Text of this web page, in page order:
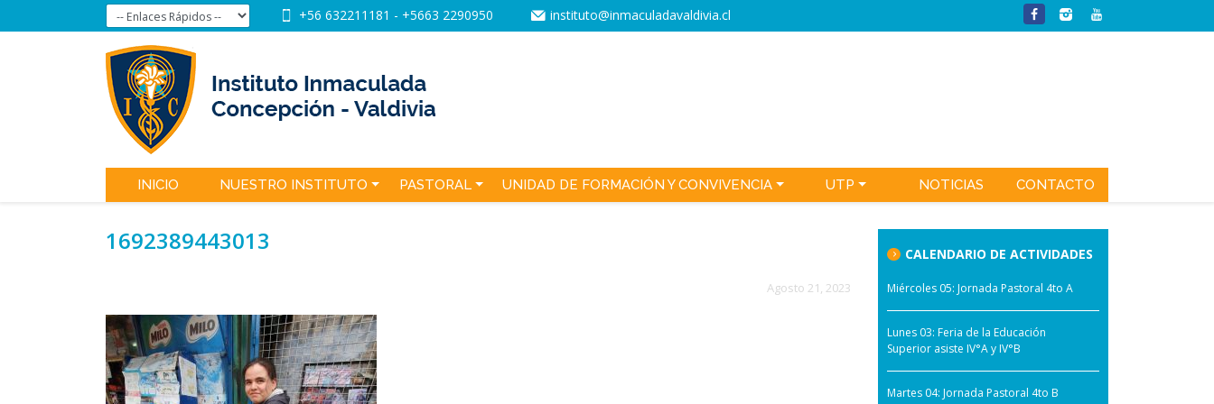
+56 632211181 - +5663 2290950 instituto@inmaculadavaldivia.cl
INICIO NUESTRO INSTITUTO PASTORAL UNIDAD DE FORMACIÓN Y CONVIVENCIA UTP NOTICIAS CONTACTO
1692389443013
Agosto 21, 2023
CALENDARIO DE ACTIVIDADES
Miércoles 05: Jornada Pastoral 4to A
Lunes 03: Feria de la Educación
Superior asiste IV°A y IV°B
Martes 04: Jornada Pastoral 4to B